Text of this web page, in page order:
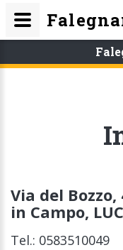
Via del
in Campo,
Tel.: 0583510049